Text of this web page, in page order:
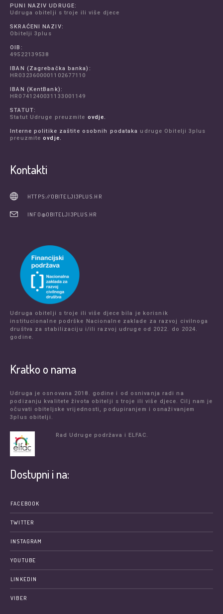
PUNI NAZIV UDRUGE:
Udruga obitelji s troje ili više djece
SKRAĆENI NAZIV:
Obitelji 3plus
OIB:
49522139538
IBAN (Zagrebačka banka):
HR0323600001102677110
IBAN (KentBank):
HR0741240031133001149
STATUT:
Statut Udruge preuzmite ovdje.
Interne politike zaštite osobnih podataka udruge Obitelji 3plus
preuzmiteovdje.
Kontakti
HTTPS://OBITELJI3PLUS.HR
INFO@OBITELJI3PLUS.HR
Udruga obitelji s troje ili više djece bila je korisnik
institucionalne podrške Nacionalne zaklade za razvoj civilnoga
društva za stabilizaciju i/ili razvoj udruge od 2022. do 2024.
godine.
Kratko o nama
Udruga je osnovana 2018. godine i od osnivanja radi na
podizanju kvalitete života obitelji s troje ili više djece. Cilj nam je
očuvati obiteljske vrijednosti, podupiranjem i osnaživanjem
3plus obitelji.
Rad Udruge podržava i ELFAC.
Dostupni i na:
FACEBOOK
TWITTER
INSTAGRAM
YOUTUBE
LINKEDIN
VIBER